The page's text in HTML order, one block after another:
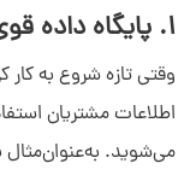
1. پایگاه داده قوی و منسجم
وقتی تازه شروع به کار
اطلاعات مشتریان
می‌شوید. به‌عنوان‌مثال